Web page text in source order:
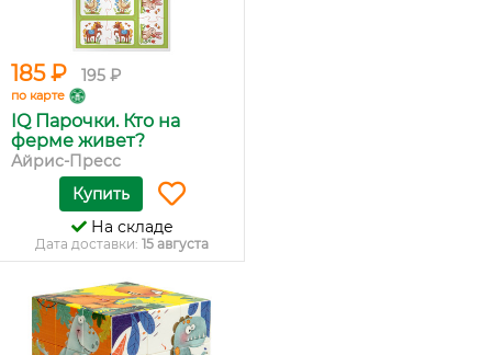
185 ₽ 195 ₽
по карте
IQ Парочки. Кто на
ферме живет?
Айрис-Пресс
Купить
На складе
Дата доставки: 15 августа